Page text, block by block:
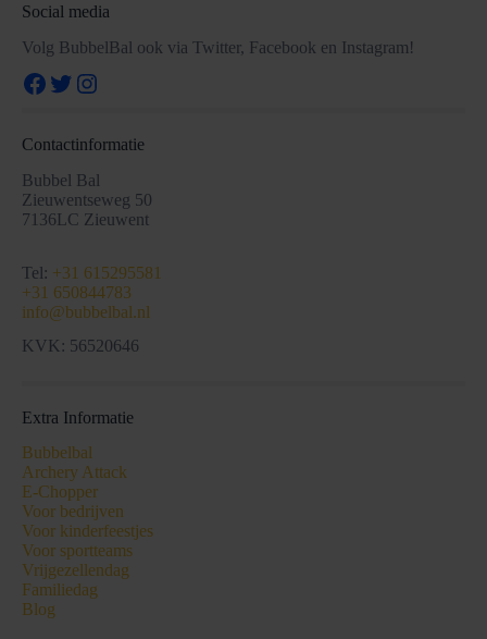
Social media
Volg BubbelBal ook via Twitter, Facebook en Instagram!
Facebook
Twitter
Instagram
Contactinformatie
Bubbel Bal
Zieuwentseweg 50
7136LC Zieuwent
Tel: +31 615295581
+31 650844783
info@bubbelbal.nl
KVK: 56520646
Extra Informatie
Bubbelbal
Archery Attack
E-Chopper
Voor bedrijven
Voor kinderfeestjes
Voor sportteams
Vrijgezellendag
Familiedag
Blog